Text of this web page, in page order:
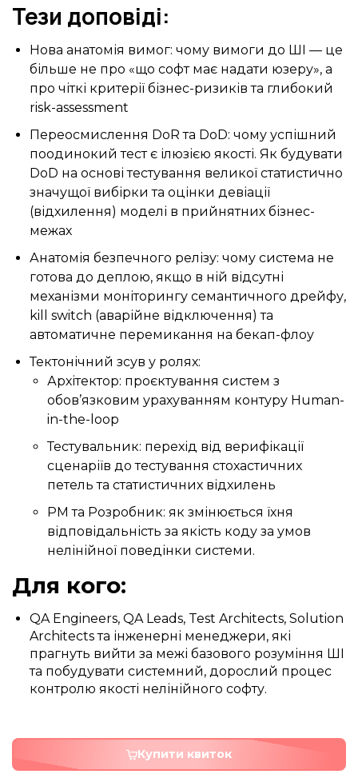
Тези доповіді:
Нова анатомія вимог: чому вимоги до ШІ — це
більше не про «що софт має надати юзеру», а
про чіткі критерії бізнес-ризиків та глибокий
risk-assessment
Переосмислення DoR та DoD: чому успішний
поодинокий тест є ілюзією якості. Як будувати
DoD на основі тестування великої статистично
значущої вибірки та оцінки девіації
(відхилення) моделі в прийнятних бізнес-
межах
Анатомія безпечного релізу: чому система не
готова до деплою, якщо в ній відсутні
механізми моніторингу семантичного дрейфу,
kill switch (аварійне відключення) та
автоматичне перемикання на бекап-флоу
Тектонічний зсув у ролях:
Архітектор: проєктування систем з
обов’язковим урахуванням контуру Human-
in-the-loop
Тестувальник: перехід від верифікації
сценаріїв до тестування стохастичних
петель та статистичних відхилень
PM та Розробник: як змінюється їхня
відповідальність за якість коду за умов
нелінійної поведінки системи.
Для кого:
QA Engineers, QA Leads, Test Architects, Solution
Architects та інженерні менеджери, які
прагнуть вийти за межі базового розуміння ШІ
та побудувати системний, дорослий процес
контролю якості нелінійного софту.
Купити квиток